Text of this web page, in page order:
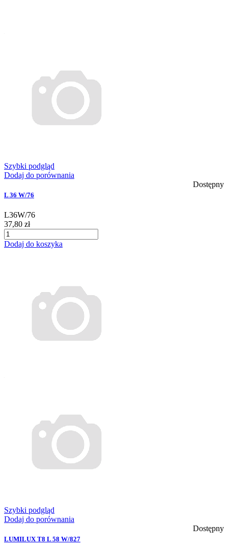
Szybki podgląd
Dodaj do porównania
Dostępny
L 36 W/76
L36W/76
37,80 zł
Dodaj do koszyka
Szybki podgląd
Dodaj do porównania
Dostępny
LUMILUX T8 L 58 W/827